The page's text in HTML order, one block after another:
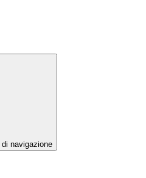
di navigazione